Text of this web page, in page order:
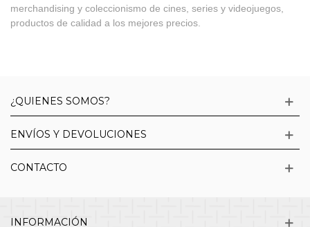
merchandising y coleccionismo de cines, series y videojuegos,
productos de calidad a los mejores precios.
¿QUIENES SOMOS?
ENVÍOS Y DEVOLUCIONES
CONTACTO
INFORMACIÓN